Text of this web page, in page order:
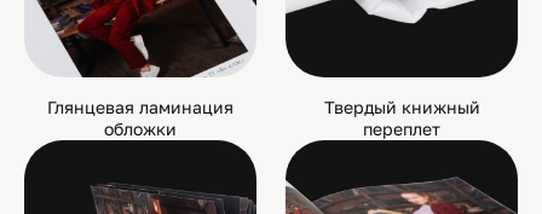
Глянцевая ламинация
обложки
Твердый книжный
переплет